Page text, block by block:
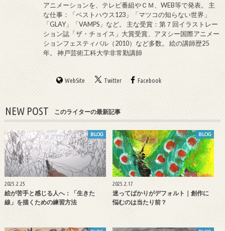
アニメーションを、テレビ番組やＣＭ、WEB等で発表。 主
な仕事：「ベストハウス123」「マツコの知らない世界」
「GLAY」「VAMPS」など。 主な受賞：第７回イラストレー
ション誌「ザ・チョイス」大賞受賞、アヌシー国際アニメー
ションフェスティバル（2010）など多数。 絵の講師歴25
年。 神戸芸術工科大学非常勤講師
WebSite Twitter Facebook
NEW POST このライターの最新記事
BLOG
2025.2.25
絵が苦手と感じる人へ：「生きた
線」を描くための練習方法
BLOG
2025.2.17
迷ってばかりがデフォルト｜創作に
悩むのは当たり前？